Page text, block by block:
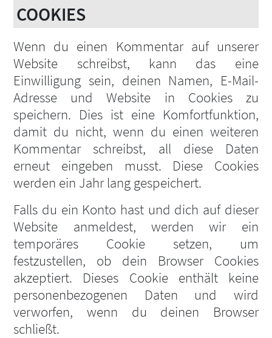
COOKIES
Wenn du einen Kommentar auf unserer
Website schreibst, kann das eine
Einwilligung sein, deinen Namen, E-Mail-
Adresse und Website in Cookies zu
speichern. Dies ist eine Komfortfunktion,
damit du nicht, wenn du einen weiteren
Kommentar schreibst, all diese Daten
erneut eingeben musst. Diese Cookies
werden ein Jahr lang gespeichert.
Falls du ein Konto hast und dich auf dieser
Website anmeldest, werden wir ein
temporäres Cookie setzen, um
festzustellen, ob dein Browser Cookies
akzeptiert. Dieses Cookie enthält keine
personenbezogenen Daten und wird
verworfen, wenn du deinen Browser
schließt.